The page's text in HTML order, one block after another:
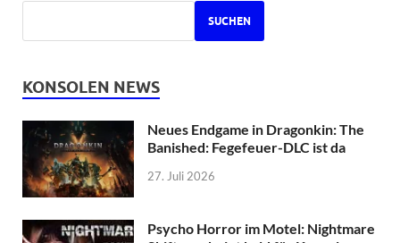
SUCHEN
KONSOLEN NEWS
Neues Endgame in Dragonkin: The
Banished: Fegefeuer-DLC ist da
27. Juli 2026
Psycho Horror im Motel: Nightmare